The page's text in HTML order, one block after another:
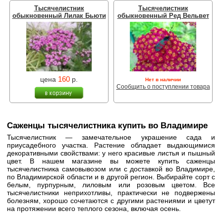
Тысячелистник
обыкновенный Лилак Бьюти
цена 160 р.
Тысячелистник
обыкновенный Ред Вельвет
Нет в наличии
Сообщить о поступлении товара
Саженцы тысячелистника купить во Владимире
Тысячелистник — замечательное украшение сада и
приусадебного участка. Растение обладает выдающимися
декоративными свойствами: у него красивые листья и пышный
цвет. В нашем магазине вы можете купить саженцы
тысячелистника самовывозом или с доставкой во Владимире,
по Владимирской области и в другой регион. Выбирайте сорт с
белым, пурпурным, лиловым или розовым цветом. Все
тысячелистники неприхотливы, практически не подвержены
болезням, хорошо сочетаются с другими растениями и цветут
на протяжении всего теплого сезона, включая осень.